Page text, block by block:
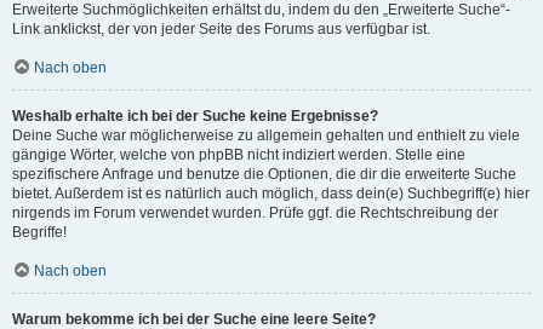
Erweiterte Suchmöglichkeiten erhältst du, indem du den „Erweiterte Suche“-
Link anklickst, der von jeder Seite des Forums aus verfügbar ist.
Nach oben
Weshalb erhalte ich bei der Suche keine Ergebnisse?
Deine Suche war möglicherweise zu allgemein gehalten und enthielt zu viele
gängige Wörter, welche von phpBB nicht indiziert werden. Stelle eine
spezifischere Anfrage und benutze die Optionen, die dir die erweiterte Suche
bietet. Außerdem ist es natürlich auch möglich, dass dein(e) Suchbegriff(e) hier
nirgends im Forum verwendet wurden. Prüfe ggf. die Rechtschreibung der
Begriffe!
Nach oben
Warum bekomme ich bei der Suche eine leere Seite?